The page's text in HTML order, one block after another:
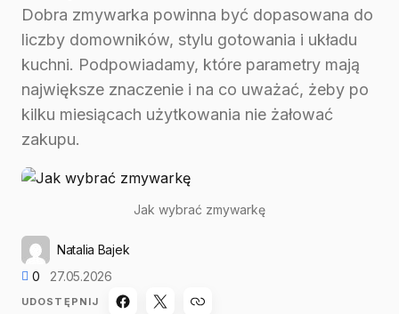
Dobra zmywarka powinna być dopasowana do
liczby domowników, stylu gotowania i układu
kuchni. Podpowiadamy, które parametry mają
największe znaczenie i na co uważać, żeby po
kilku miesiącach użytkowania nie żałować
zakupu.
Jak wybrać zmywarkę
Natalia Bajek
0
27.05.2026
UDOSTĘPNIJ